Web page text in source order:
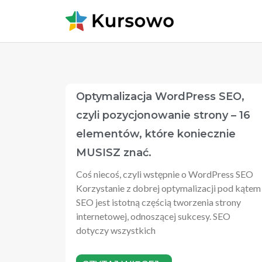
Optymalizacja WordPress SEO,
czyli pozycjonowanie strony – 16
elementów, które koniecznie
MUSISZ znać.
Coś niecoś, czyli wstępnie o WordPress SEO
Korzystanie z dobrej optymalizacji pod kątem
SEO jest istotną częścią tworzenia strony
internetowej, odnoszącej sukcesy. SEO
dotyczy wszystkich